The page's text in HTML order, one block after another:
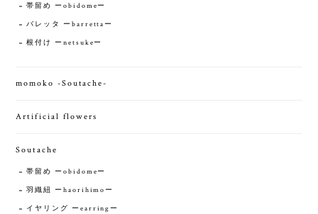
帯留め ーobidomeー
バレッタ ーbarrettaー
根付け ーnetsukeー
momoko -Soutache-
Artificial flowers
Soutache
帯留め ーobidomeー
羽織紐 ーhaorihimoー
イヤリング ーearringー